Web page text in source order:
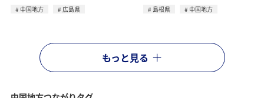
中国地方 広島県 島根県 中国地方
もっと見る